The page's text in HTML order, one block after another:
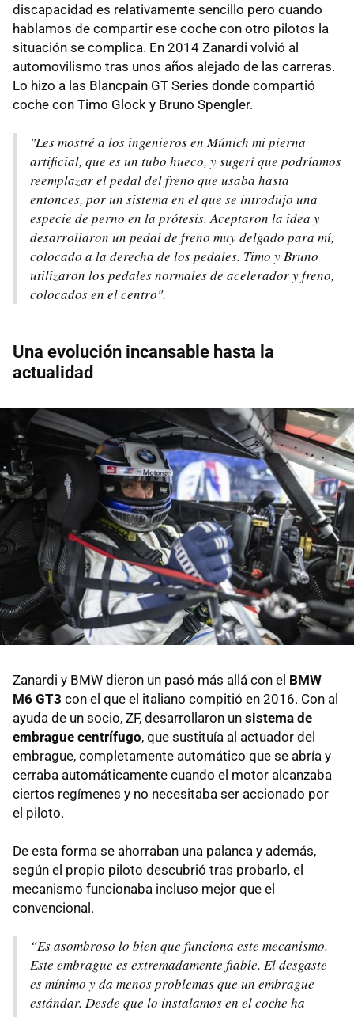
discapacidad es relativamente sencillo pero cuando
hablamos de compartir ese coche con otro pilotos la
situación se complica. En 2014 Zanardi volvió al
automovilismo tras unos años alejado de las carreras.
Lo hizo a las Blancpain GT Series donde compartió
coche con Timo Glock y Bruno Spengler.
"Les mostré a los ingenieros en Múnich mi pierna
artificial, que es un tubo hueco, y sugerí que podríamos
reemplazar el pedal del freno que usaba hasta
entonces, por un sistema en el que se introdujo una
especie de perno en la prótesis. Aceptaron la idea y
desarrollaron un pedal de freno muy delgado para mí,
colocado a la derecha de los pedales. Timo y Bruno
utilizaron los pedales normales de acelerador y freno,
colocados en el centro".
Una evolución incansable hasta la
actualidad
Zanardi y BMW dieron un pasó más allá con el BMW
M6 GT3 con el que el italiano compitió en 2016. Con al
ayuda de un socio, ZF, desarrollaron un sistema de
embrague centrífugo, que sustituía al actuador del
embrague, completamente automático que se abría y
cerraba automáticamente cuando el motor alcanzaba
ciertos regímenes y no necesitaba ser accionado por
el piloto.
De esta forma se ahorraban una palanca y además,
según el propio piloto descubrió tras probarlo, el
mecanismo funcionaba incluso mejor que el
convencional.
“Es asombroso lo bien que funciona este mecanismo.
Este embrague es extremadamente fiable. El desgaste
es mínimo y da menos problemas que un embrague
estándar. Desde que lo instalamos en el coche ha